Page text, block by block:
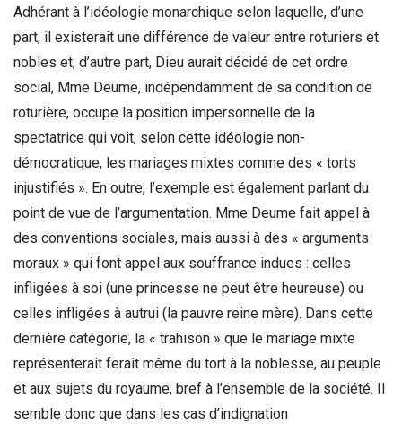
Adhérant à l’idéologie monarchique selon laquelle, d’une
part, il existerait une différence de valeur entre roturiers et
nobles et, d’autre part, Dieu aurait décidé de cet ordre
social, Mme Deume, indépendamment de sa condition de
roturière, occupe la position impersonnelle de la
spectatrice qui voit, selon cette idéologie non-
démocratique, les mariages mixtes comme des « torts
injustifiés ». En outre, l’exemple est également parlant du
point de vue de l’argumentation. Mme Deume fait appel à
des conventions sociales, mais aussi à des « arguments
moraux » qui font appel aux souffrance indues : celles
infligées à soi (une princesse ne peut être heureuse) ou
celles infligées à autrui (la pauvre reine mère). Dans cette
dernière catégorie, la « trahison » que le mariage mixte
représenterait ferait même du tort à la noblesse, au peuple
et aux sujets du royaume, bref à l’ensemble de la société. Il
semble donc que dans les cas d’indignation